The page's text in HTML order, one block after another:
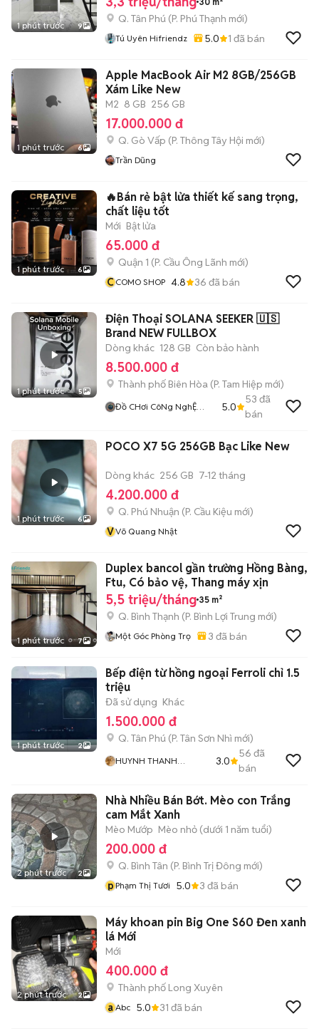
1 phút trước 9
Q. Tân Phú (P. Phú Thạnh mới)
Tú Uyên Hifriendz 5.0 1 đã bán
1 phút trước 6
Apple MacBook Air M2 8GB/256GB
Xám Like New
M2 8 GB 256 GB
17.000.000 đ
Q. Gò Vấp (P. Thông Tây Hội mới)
Trần Dũng
1 phút trước 6
🔥Bán rẻ bật lửa thiết kế sang trọng,
chất liệu tốt
Mới Bật lửa
65.000 đ
Quận 1 (P. Cầu Ông Lãnh mới)
CCOMO SHOP 4.8 36 đã bán
1 phút trước 5
Điện Thoại SOLANA SEEKER 🇺🇸
Brand NEW FULLBOX
Dòng khác 128 GB Còn bảo hành
8.500.000 đ
Thành phố Biên Hòa (P. Tam Hiệp mới)
Đồ CHơi CôNg NghỆ
5.0
53 đã
bán
1 phút trước 6
POCO X7 5G 256GB Bạc Like New
Dòng khác 256 GB 7-12 tháng
4.200.000 đ
Q. Phú Nhuận (P. Cầu Kiệu mới)
VVõ Quang Nhật
1 phút trước 7
Duplex bancol gần trường Hồng Bàng,
Ftu, Có bảo vệ, Thang máy xịn
5,5 triệu/tháng 35 m²
Q. Bình Thạnh (P. Bình Lợi Trung mới)
Một Góc Phòng Trọ 3 đã bán
1 phút trước 2
Bếp điện từ hồng ngoại Ferroli chỉ 1.5
triệu
Đã sử dụng Khác
1.500.000 đ
Q. Tân Phú (P. Tân Sơn Nhì mới)
HUYNH THANH
3.0
56 đã
bán
2 phút trước 2
Nhà Nhiều Bán Bớt. Mèo con Trắng
cam Mắt Xanh
Mèo Mướp Mèo nhỏ (dưới 1 năm tuổi)
200.000 đ
Q. Bình Tân (P. Bình Trị Đông mới)
pPhạm Thị Tươi 5.0 3 đã bán
2 phút trước 2
Máy khoan pin Big One S60 Đen xanh
lá Mới
Mới
400.000 đ
Thành phố Long Xuyên
a Abc 5.0 31 đã bán